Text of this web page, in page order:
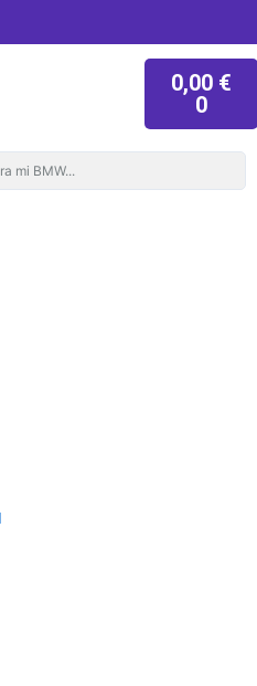
0,00 €
0